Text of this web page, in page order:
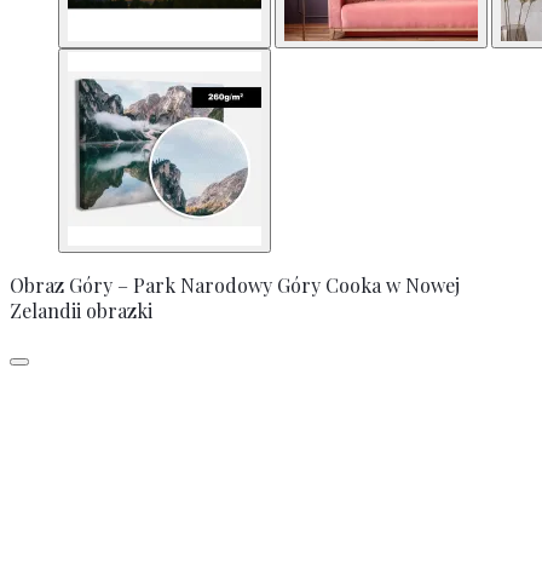
Obraz Góry – Park Narodowy Góry Cooka w Nowej
Zelandii obrazki